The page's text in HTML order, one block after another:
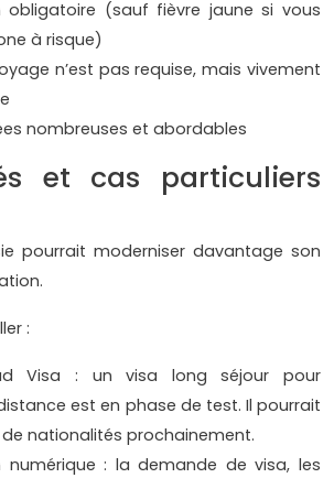
obligatoire (sauf fièvre jaune si vous
à risque)
n’est pas requise, mais vivement
nombreuses et abordables
et cas particuliers
pourrait moderniser davantage son
:
Visa : un visa long séjour pour
est en phase de test. Il pourrait
de nationalités prochainement.
numérique : la demande de visa, les